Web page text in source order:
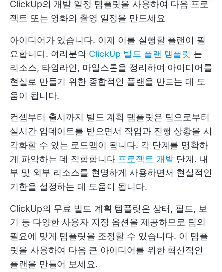
ClickUp의 개발 일정 템플릿을 사용하여 다음 프로
젝트 또는 영화의 촬영 일정을 만드세요
아이디어가 있습니다. 이제 이를 실행할 플랜이 필
요합니다. 여러분의 ClickUp 빌드 플랜 템플릿 는
리소스, 타임라인, 마일스톤을 정리하여 아이디어를
현실로 만들기 위한 종합적인 플랜을 만드는 데 도
움이 됩니다.
컨셉부터 출시까지 빌드 계획 템플릿은 팀으로부터
실시간 업데이트를 받으면서 작업과 진행 상황을 시
각화할 수 있는 로드맵이 됩니다. 각 단계를 명확하
게 파악하는 데 적합합니다 프로젝트 개발 단계. 내
부 및 외부 리소스를 현명하게 사용하면서 현실적인
기한을 설정하는 데 도움이 됩니다.
ClickUp의 무료 빌드 계획 템플릿은 상태, 필드, 보
기 등 다양한 사용자 지정 옵션을 제공하므로 팀의
필요에 맞게 템플릿을 조정할 수 있습니다. 이 템플
릿을 사용하여 다음 큰 아이디어를 위한 혁신적인
플랜을 만들어 보세요.